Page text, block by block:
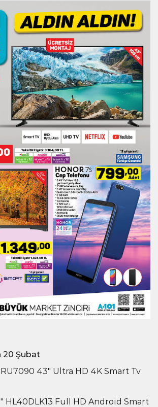
20 Şubat
43″ Ultra HD 4K Smart Tv
HL40DLK13 Full HD Android Smart